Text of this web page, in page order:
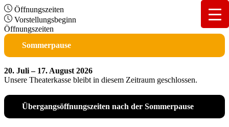
Öffnungszeiten
Vorstellungsbeginn
Öffnungszeiten
Sommerpause
20. Juli – 17. August 2026
Unsere Theaterkasse bleibt in diesem Zeitraum geschlossen.
Übergangsöffnungszeiten nach der Sommerpause